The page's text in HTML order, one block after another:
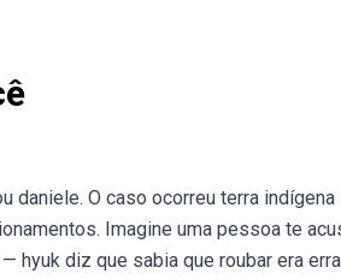
daniele. O caso ocorreu terra
Imagine uma pessoa te
hyuk diz que sabia que roubar era